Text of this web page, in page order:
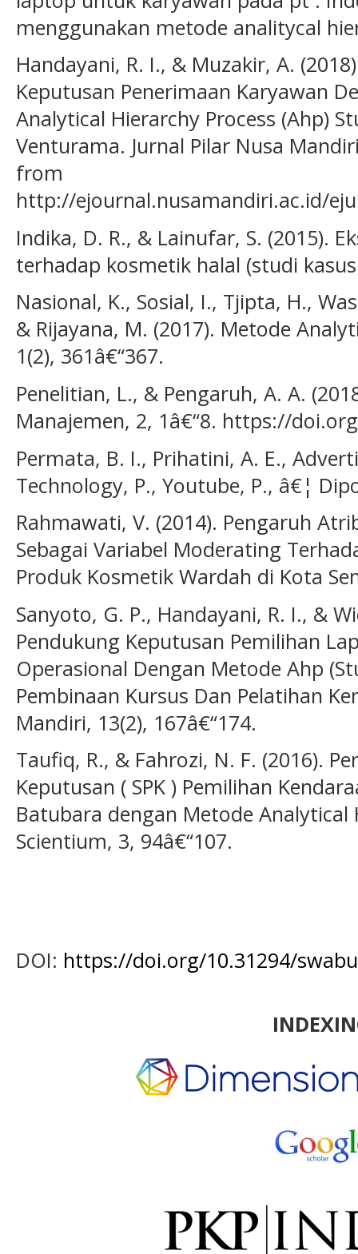
menggunakan metode analitycal
Handayani, R. I., & Muzakir, A.
Keputusan Penerimaan Karyawan
Analytical Hierarchy Process (Ahp)
Venturama. Jurnal Pilar Nusa
from
http://ejournal.nusamandiri.ac.id/
Indika, D. R., & Lainufar, S. (2015).
terhadap kosmetik halal (studi
Nasional, K., Sosial, I., Tjipta, H.,
& Rijayana, M. (2017). Metode
1(2), 361â€“367.
Penelitian, L., & Pengaruh, A. A.
Manajemen, 2, 1â€“8. https://
Permata, B. I., Prihatini, A. E.,
Technology, P., Youtube, P., â€¦
Rahmawati, V. (2014). Pengaruh
Sebagai Variabel Moderating
Produk Kosmetik Wardah di Kota
Sanyoto, G. P., Handayani, R. I., &
Pendukung Keputusan Pemilihan
Operasional Dengan Metode Ahp
Pembinaan Kursus Dan Pelatihan
Mandiri, 13(2), 167â€“174.
Taufiq, R., & Fahrozi, N. F. (2016).
Keputusan ( SPK ) Pemilihan
Batubara dengan Metode Analytical
Scientium, 3, 94â€“107.
DOI: https://doi.org/10.31294/